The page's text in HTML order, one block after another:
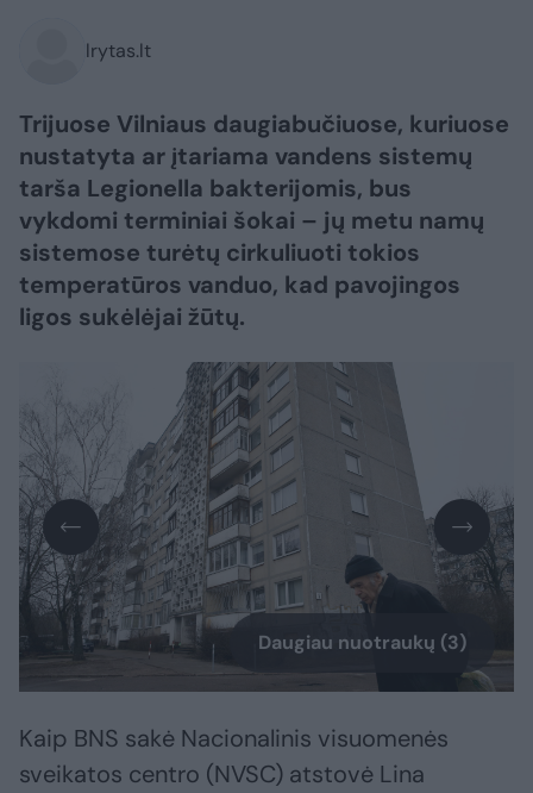
lrytas.lt
Trijuose Vilniaus daugiabučiuose, kuriuose
nustatyta ar įtariama vandens sistemų
tarša Legionella bakterijomis, bus
vykdomi terminiai šokai – jų metu namų
sistemose turėtų cirkuliuoti tokios
temperatūros vanduo, kad pavojingos
ligos sukėlėjai žūtų.
Daugiau nuotraukų (3)
Kaip BNS sakė Nacionalinis visuomenės
sveikatos centro (NVSC) atstovė Lina